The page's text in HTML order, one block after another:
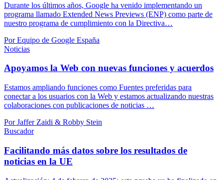
Durante los últimos años, Google ha venido implementando un
programa llamado Extended News Previews (ENP) como parte de
nuestro programa de cumplimiento con la Directiva…
Por Equipo de Google España
Noticias
Apoyamos la Web con nuevas funciones y acuerdos
Estamos ampliando funciones como Fuentes preferidas para
conectar a los usuarios con la Web y estamos actualizando nuestras
colaboraciones con publicaciones de noticias …
Por Jaffer Zaidi & Robby Stein
Buscador
Facilitando más datos sobre los resultados de
noticias en la UE